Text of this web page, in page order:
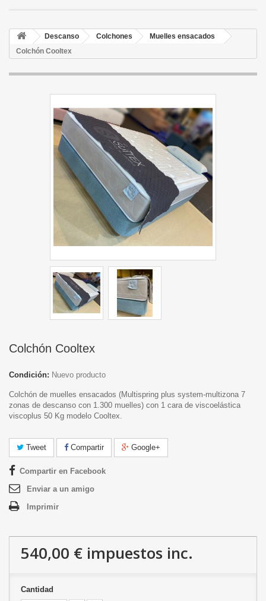
Descanso Colchones
Muelles ensacados
Colchón Cooltex
Colchón Cooltex
Condición: Nuevo producto
Colchón de muelles ensacados (Multispring plus system-multizona 7
zonas de descanso con 1.300 muelles) con 1 cara de viscoelástica
viscoplus 50 Kg modelo Cooltex.
Tweet Compartir Google+
Compartir en Facebook
Enviar a un amigo
Imprimir
540,00 € impuestos inc.
Cantidad